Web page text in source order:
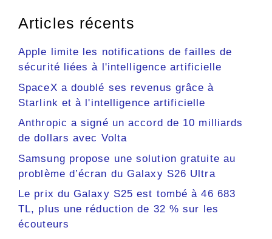
Articles récents
Apple limite les notifications de failles de
sécurité liées à l'intelligence artificielle
SpaceX a doublé ses revenus grâce à
Starlink et à l'intelligence artificielle
Anthropic a signé un accord de 10 milliards
de dollars avec Volta
Samsung propose une solution gratuite au
problème d’écran du Galaxy S26 Ultra
Le prix du Galaxy S25 est tombé à 46 683
TL, plus une réduction de 32 % sur les
écouteurs